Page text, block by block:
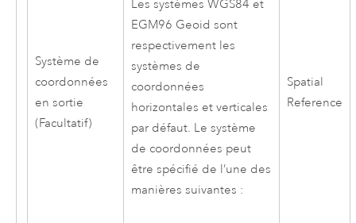
Système de
coordonnées
en sortie
(Facultatif)
Les systèmes WGS84 et
EGM96 Geoid sont
respectivement les
systèmes de
coordonnées
horizontales et verticales
par défaut. Le système
de coordonnées peut
être spécifié de l’une des
manières suivantes :
Spatial
Reference